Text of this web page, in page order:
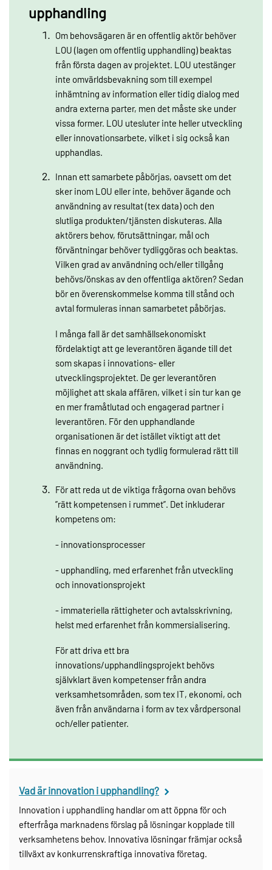
upphandling
Om behovsägaren är en offentlig aktör behöver
LOU (lagen om offentlig upphandling) beaktas
från första dagen av projektet. LOU utestänger
inte omvärldsbevakning som till exempel
inhämtning av information eller tidig dialog med
andra externa parter, men det måste ske under
vissa former. LOU utesluter inte heller utveckling
eller innovationsarbete, vilket i sig också kan
upphandlas.
Innan ett samarbete påbörjas, oavsett om det
sker inom LOU eller inte, behöver ägande och
användning av resultat (tex data) och den
slutliga produkten/tjänsten diskuteras. Alla
aktörers behov, förutsättningar, mål och
förväntningar behöver tydliggöras och beaktas.
Vilken grad av användning och/eller tillgång
behövs/önskas av den offentliga aktören? Sedan
bör en överenskommelse komma till stånd och
avtal formuleras innan samarbetet påbörjas.
I många fall är det samhällsekonomiskt
fördelaktigt att ge leverantören ägande till det
som skapas i innovations- eller
utvecklingsprojektet. De ger leverantören
möjlighet att skala affären, vilket i sin tur kan ge
en mer framåtlutad och engagerad partner i
leverantören. För den upphandlande
organisationen är det istället viktigt att det
finnas en noggrant och tydlig formulerad rätt till
användning.
För att reda ut de viktiga frågorna ovan behövs
”rätt kompetensen i rummet”. Det inkluderar
kompetens om:
- innovationsprocesser
- upphandling, med erfarenhet från utveckling
och innovationsprojekt
- immateriella rättigheter och avtalsskrivning,
helst med erfarenhet från kommersialisering.
För att driva ett bra
innovations/upphandlingsprojekt behövs
självklart även kompetenser från andra
verksamhetsområden, som tex IT, ekonomi, och
även från användarna i form av tex vårdpersonal
och/eller patienter.
Vad är innovation i upphandling?
Innovation i upphandling handlar om att öppna för och
efterfråga marknadens förslag på lösningar kopplade till
verksamhetens behov. Innovativa lösningar främjar också
tillväxt av konkurrenskraftiga innovativa företag.